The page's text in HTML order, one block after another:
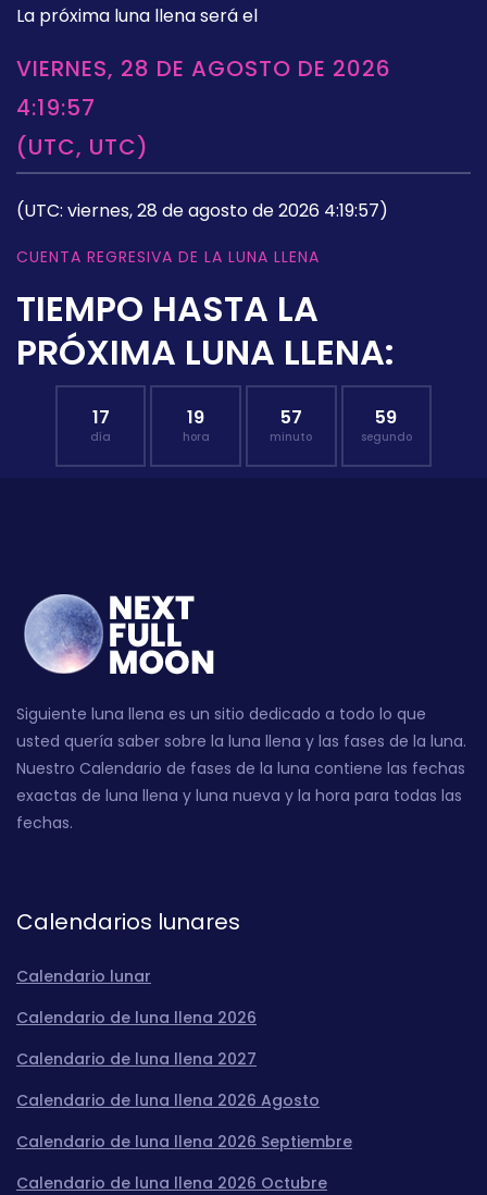
La próxima luna llena será el
VIERNES, 28 DE AGOSTO DE 2026
4:19:57
(UTC, UTC)
(UTC: viernes, 28 de agosto de 2026 4:19:57)
CUENTA REGRESIVA DE LA LUNA LLENA
TIEMPO HASTA LA
PRÓXIMA LUNA LLENA:
17
día
19
hora
57
minuto
58
segundo
Siguiente luna llena es un sitio dedicado a todo lo que
usted quería saber sobre la luna llena y las fases de la luna.
Nuestro Calendario de fases de la luna contiene las fechas
exactas de luna llena y luna nueva y la hora para todas las
fechas.
Calendarios lunares
Calendario lunar
Calendario de luna llena 2026
Calendario de luna llena 2027
Calendario de luna llena 2026 Agosto
Calendario de luna llena 2026 Septiembre
Calendario de luna llena 2026 Octubre